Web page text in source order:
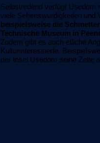
Selbstredend verfügt Usedom
viele Sehenswürdigkeiten und
beispielsweise die
Technische Museum in
Zudem gibt es auch etliche
Kulturinteressierte.
der Insel Usedom seine Zelte